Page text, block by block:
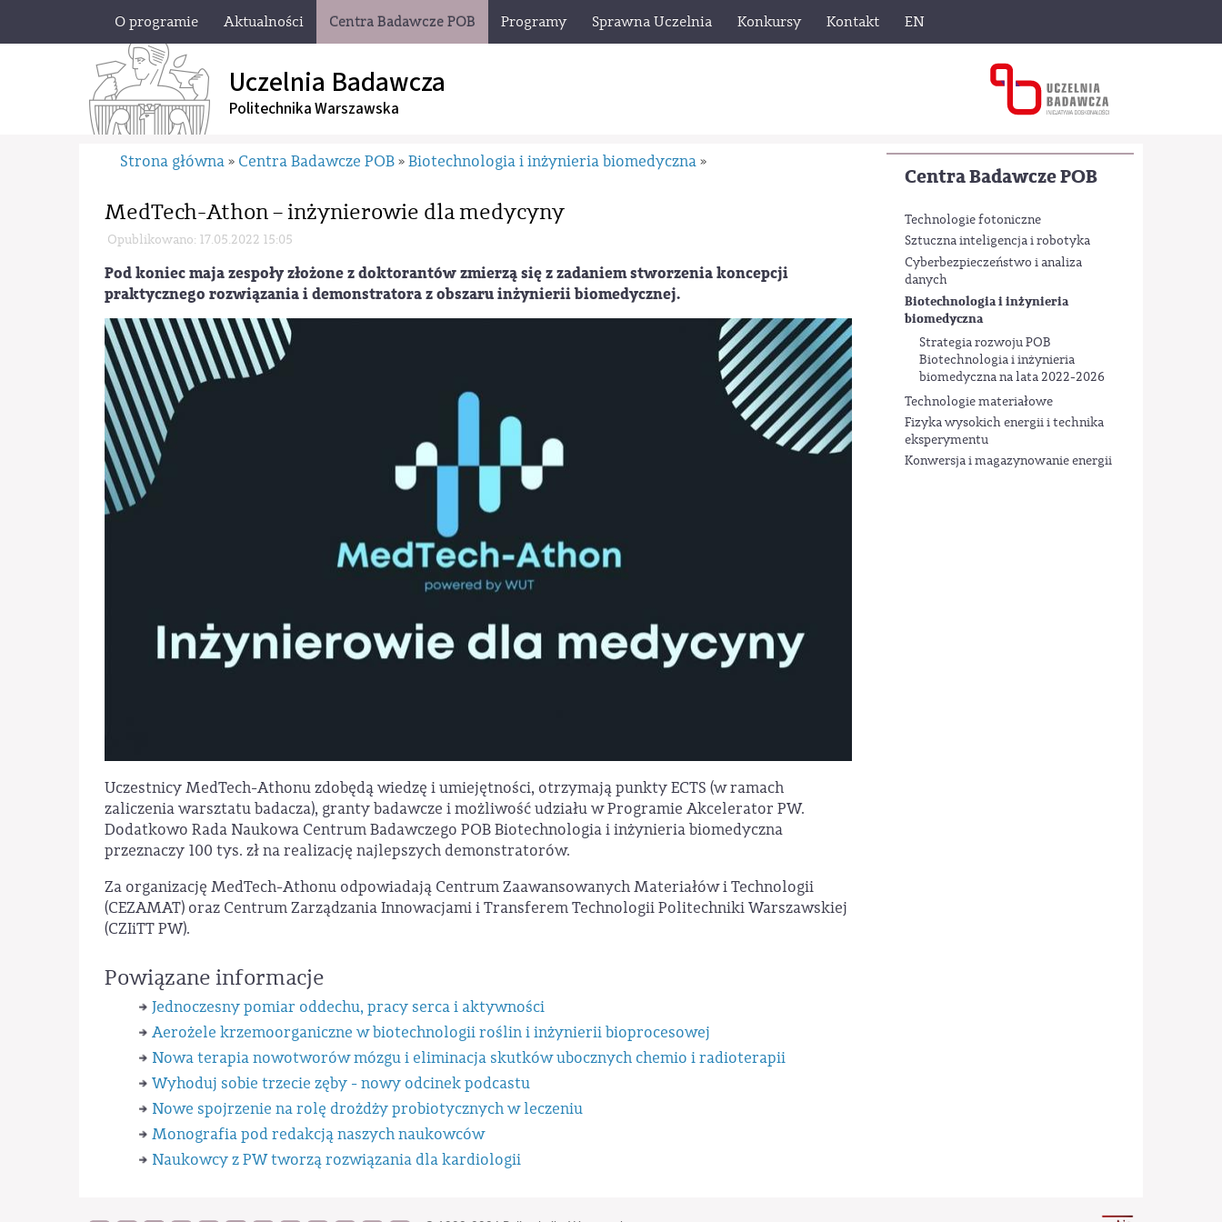
O programie Aktualności Centra Badawcze POB Programy Sprawna Uczelnia Konkursy Kontakt EN
Uczelnia Badawcza
Politechnika Warszawska
Centra Badawcze POB
Technologie fotoniczne
Sztuczna inteligencja i robotyka
Cyberbezpieczeństwo i analiza
danych
Biotechnologia i inżynieria
biomedyczna
Strategia rozwoju POB
Biotechnologia i inżynieria
biomedyczna na lata 2022-2026
Technologie materiałowe
Fizyka wysokich energii i technika
eksperymentu
Konwersja i magazynowanie energii
Strona główna » Centra Badawcze POB » Biotechnologia i inżynieria biomedyczna »
MedTech-Athon – inżynierowie dla medycyny
Opublikowano: 17.05.2022 15:05
Pod koniec maja zespoły złożone z doktorantów zmierzą się z zadaniem stworzenia koncepcji
praktycznego rozwiązania i demonstratora z obszaru inżynierii biomedycznej.
Uczestnicy MedTech-Athonu zdobędą wiedzę i umiejętności, otrzymają punkty ECTS (w ramach
zaliczenia warsztatu badacza), granty badawcze i możliwość udziału w Programie Akcelerator PW.
Dodatkowo Rada Naukowa Centrum Badawczego POB Biotechnologia i inżynieria biomedyczna
przeznaczy 100 tys. zł na realizację najlepszych demonstratorów.
Za organizację MedTech-Athonu odpowiadają Centrum Zaawansowanych Materiałów i Technologii
(CEZAMAT) oraz Centrum Zarządzania Innowacjami i Transferem Technologii Politechniki Warszawskiej
(CZIiTT PW).
Powiązane informacje
Jednoczesny pomiar oddechu, pracy serca i aktywności
Aerożele krzemoorganiczne w biotechnologii roślin i inżynierii bioprocesowej
Nowa terapia nowotworów mózgu i eliminacja skutków ubocznych chemio i radioterapii
Wyhoduj sobie trzecie zęby - nowy odcinek podcastu
Nowe spojrzenie na rolę drożdży probiotycznych w leczeniu
Monografia pod redakcją naszych naukowców
Naukowcy z PW tworzą rozwiązania dla kardiologii